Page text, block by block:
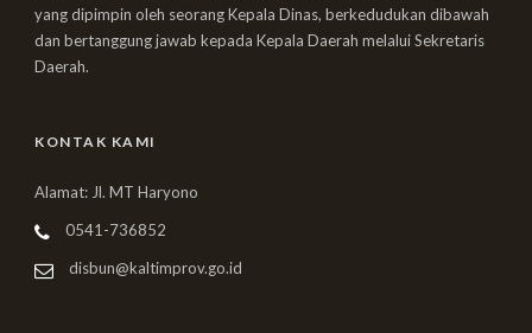
yang dipimpin oleh seorang Kepala Dinas, berkedudukan dibawah
dan bertanggung jawab kepada Kepala Daerah melalui Sekretaris
Daerah.
KONTAK KAMI
Alamat: Jl. MT Haryono
0541-736852
disbun@kaltimprov.go.id